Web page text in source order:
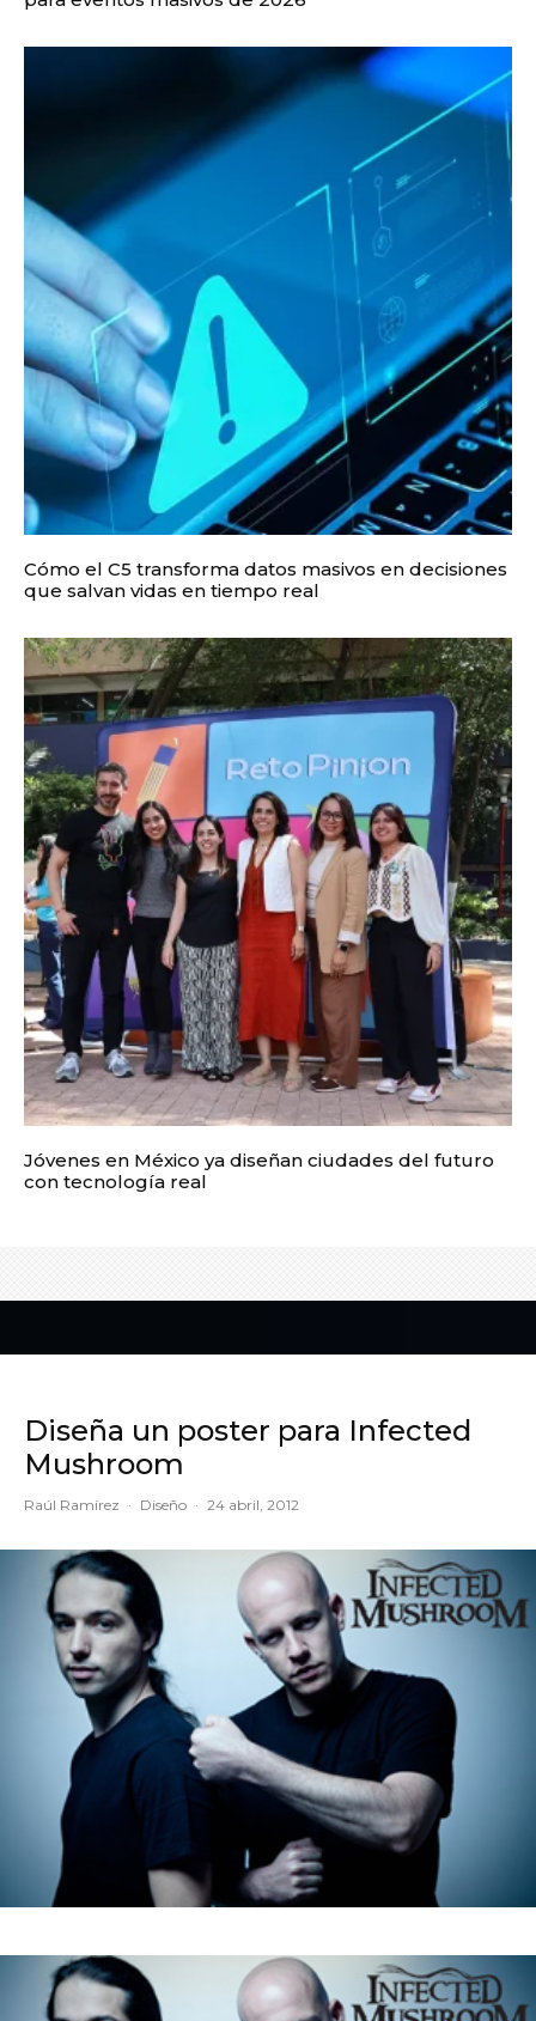
Cómo el C5 transforma datos masivos en decisiones
que salvan vidas en tiempo real
Jóvenes en México ya diseñan ciudades del futuro
con tecnología real
Diseña un poster para Infected
Mushroom
Raúl Ramírez · Diseño · 24 abril, 2012